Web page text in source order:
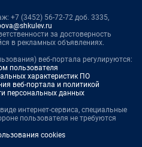
+7 (3452) 56-72-72 доб. 3335,
за достоверность
в рекламных объявлениях.
веб-портала регулируются:
пользователя
характеристик ПО
веб-портала и политикой
персональных данных
интернет-сервиса, специальные
пользователя не требуются
cookies